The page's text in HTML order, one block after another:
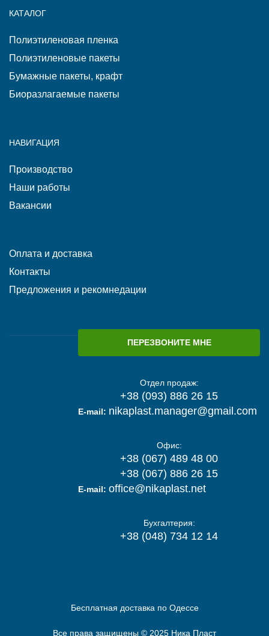
КАТАЛОГ
Полиэтиленовая пленка
Полиэтиленовые пакеты
Бумажные пакеты, крафт
Биоразлагаемые пакеты
НАВИГАЦИЯ
Производство
Наши работы
Вакансии
Оплата и доставка
Контакты
Предложения и рекомнедации
ПЕРЕЗВОНИТЕ МНЕ
Отдел продаж:
+38 (093) 886 26 15
E-mail: nikaplast.manager@gmail.com
Офис:
+38 (067) 489 48 00
+38 (067) 886 26 15
E-mail: office@nikaplast.net
Бухгалтерия:
+38 (048) 734 12 14
Бесплатная доставка по Одессе
Все права защищены © 2025 Ника Пласт